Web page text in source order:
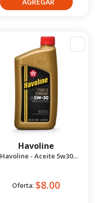
Havoline
Havoline - Aceite 5w30
Oferta: $8.00